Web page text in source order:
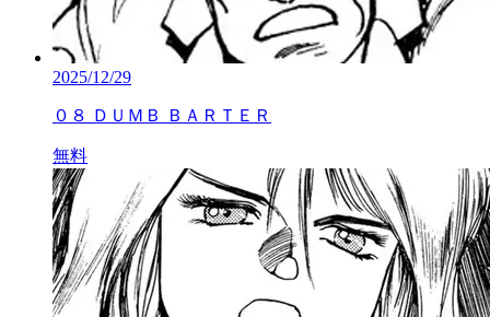
2025/12/29
０８ ＤＵＭＢ ＢＡＲＴＥＲ
無料